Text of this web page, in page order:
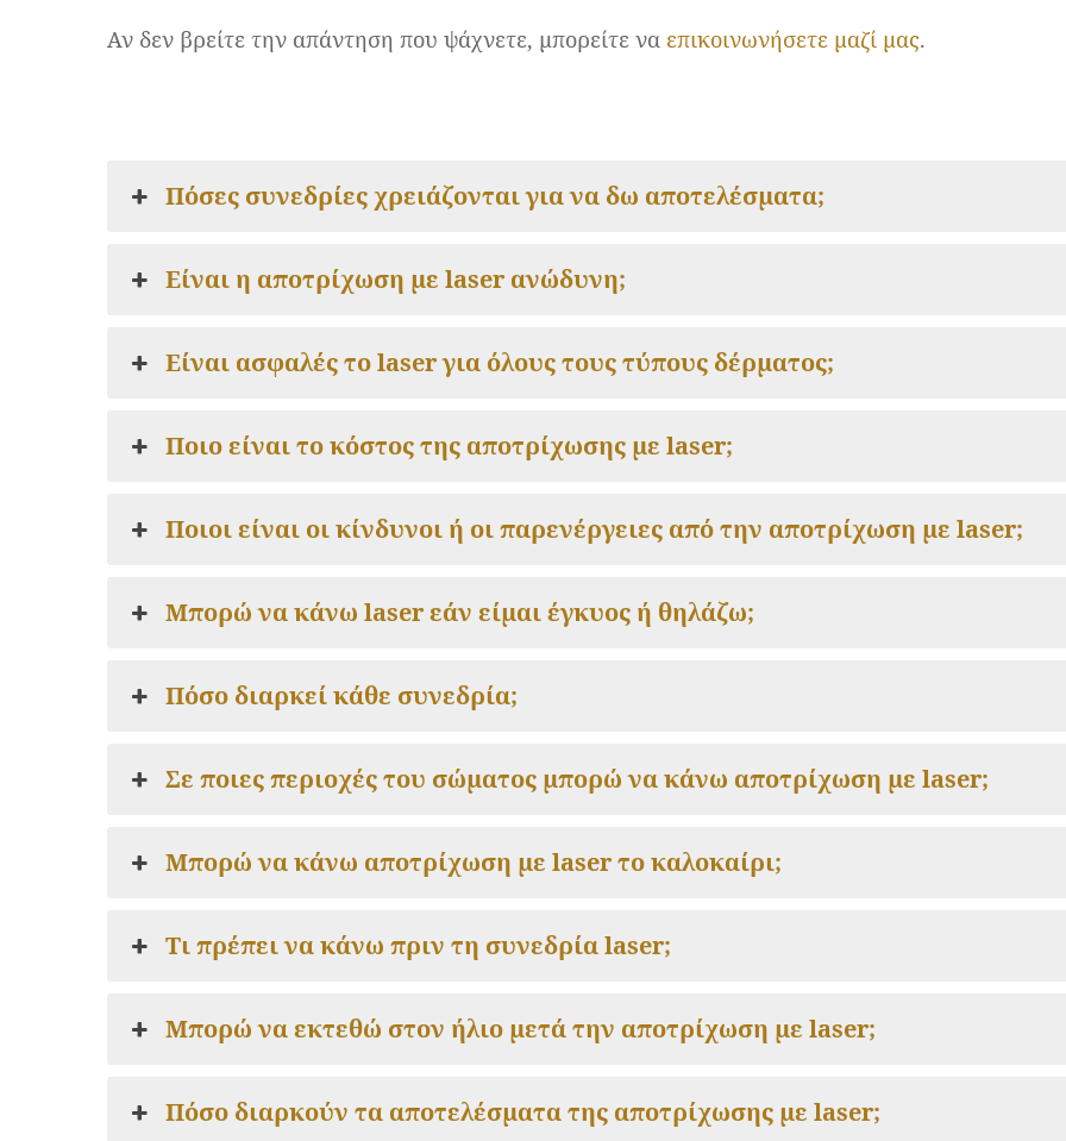
Αν δεν βρείτε την απάντηση που ψάχνετε, μπορείτε να επικοινωνήσετε μαζί μας.
Πόσες συνεδρίες χρειάζονται για να δω αποτελέσματα;
Είναι η αποτρίχωση με laser ανώδυνη;
Είναι ασφαλές το laser για όλους τους τύπους δέρματος;
Ποιο είναι το κόστος της αποτρίχωσης με laser;
Ποιοι είναι οι κίνδυνοι ή οι παρενέργειες από την αποτρίχωση με laser;
Μπορώ να κάνω laser εάν είμαι έγκυος ή θηλάζω;
Πόσο διαρκεί κάθε συνεδρία;
Σε ποιες περιοχές του σώματος μπορώ να κάνω αποτρίχωση με laser;
Μπορώ να κάνω αποτρίχωση με laser το καλοκαίρι;
Τι πρέπει να κάνω πριν τη συνεδρία laser;
Μπορώ να εκτεθώ στον ήλιο μετά την αποτρίχωση με laser;
Πόσο διαρκούν τα αποτελέσματα της αποτρίχωσης με laser;